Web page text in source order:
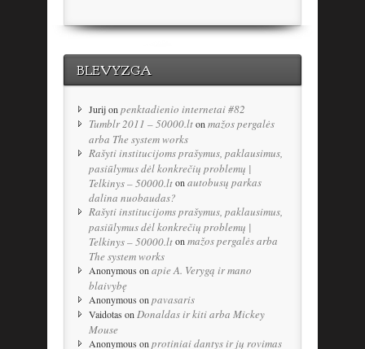
BLEVYZGA
Jurijon penktadienio internetai #82
Tumblr 2011 – 50000.lton mažos pergalės
arba The system works
Rašyti institucijoms prašymus, paklausimus,
pasiūlymus dėl konkrečių problemų |
Telkinys – 50000.lton autobusų parkas
dalina nuobaudas?
Rašyti institucijoms prašymus, paklausimus,
pasiūlymus dėl konkrečių problemų |
Telkinys – 50000.lton mažos pergalės arba
The system works
Anonymous on apie A. Verygą ir mano
blaivybę
Anonymous on pavasaris
Vaidotas on Donaldas ir kiti arba Mickey
Mouse
Anonymous on protiniai dantys ir jų rovimas